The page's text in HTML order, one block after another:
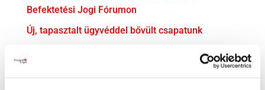
Befektetési Jogi Fórumon
Új, tapasztalt ügyvéddel bővült csapatunk
dr. Soós Mercédesz ügyvédjelölti esküjéhez
gratulálunk!